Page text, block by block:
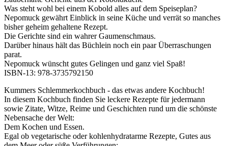
Was steht wohl bei einem Kobold alles auf dem Speiseplan?
Nepomuck gewährt Einblick in seine Küche und verrät so manches
bisher geheim gehaltene Rezept.
Die Gerichte sind ein wahrer Gaumenschmaus.
Darüber hinaus hält das Büchlein noch ein paar Überraschungen
parat.
Nepomuck wünscht gutes Gelingen und ganz viel Spaß!
ISBN-13:‎ 978-3735792150
Kummers Schlemmerkochbuch - das etwas andere Kochbuch!
In diesem Kochbuch finden Sie leckere Rezepte für jedermann
sowie Zitate, Witze, Reime und Geschichten rund um die schönste
Nebensache der Welt:
Dem Kochen und Essen.
Egal ob vegetarische oder kohlenhydratarme Rezepte, Gutes aus